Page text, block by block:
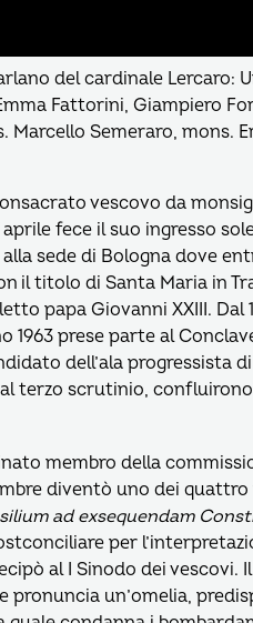
del cardinale Lercaro:
Fattorini, Giampiero
Marcello Semeraro, mons.
vescovo da
fece il suo ingresso
sede di Bologna dove
il titolo di Santa Maria in
papa Giovanni XXIII.
1963 prese parte al
dell’ala progressista
terzo scrutinio,
membro della
diventò uno dei
ad exsequendam
per
al I Sinodo dei vescovi. Il
pronuncia un’omelia,